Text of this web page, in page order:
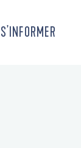
S'INFORMER